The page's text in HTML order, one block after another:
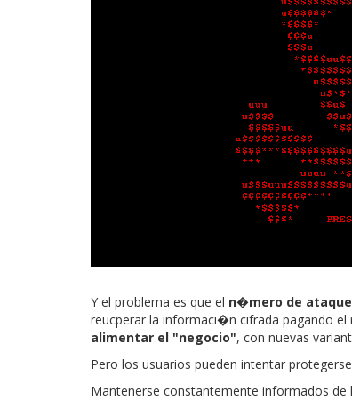
Y el problema es que el n�mero de
reucperar la informaci�n cifrada pagando el
alimentar el "negocio", con nuevas
Pero los usuarios pueden intentar
Mantenerse constantemente informados de